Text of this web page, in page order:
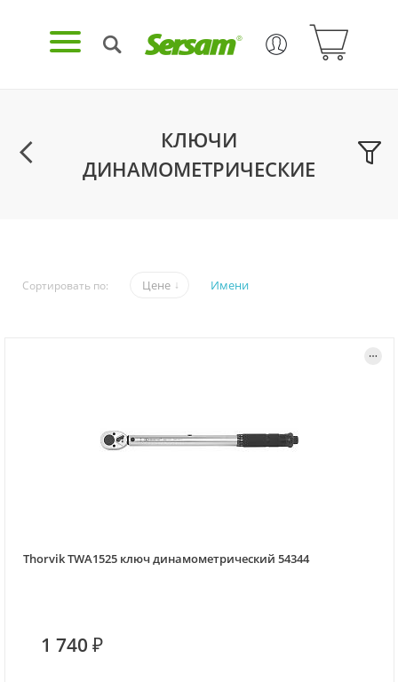
КЛЮЧИ
ДИНАМОМЕТРИЧЕСКИЕ
Сортировать по: Цене Имени
Thorvik TWA1525 ключ динамометрический 54344
1 740 ₽